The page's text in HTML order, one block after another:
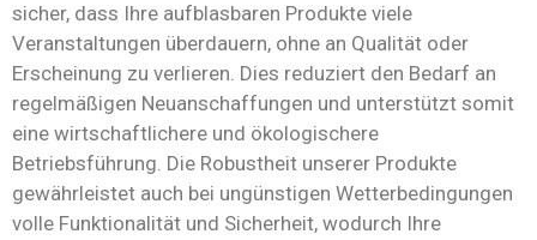
sicher, dass Ihre aufblasbaren Produkte viele
Veranstaltungen überdauern, ohne an Qualität oder
Erscheinung zu verlieren. Dies reduziert den Bedarf an
regelmäßigen Neuanschaffungen und unterstützt somit
eine wirtschaftlichere und ökologischere
Betriebsführung. Die Robustheit unserer Produkte
gewährleistet auch bei ungünstigen Wetterbedingungen
volle Funktionalität und Sicherheit, wodurch Ihre